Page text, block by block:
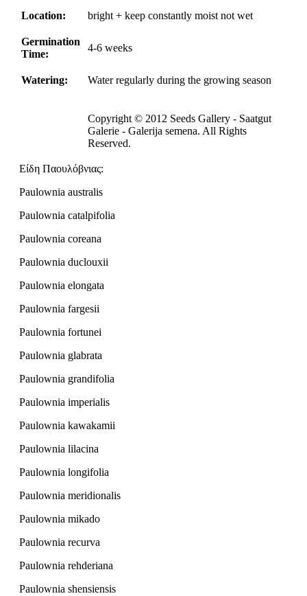
Location: bright + keep constantly moist not wet
Germination
Time:
4-6 weeks
Watering: Water regularly during the growing season
Copyright © 2012 Seeds Gallery - Saatgut
Galerie - Galerija semena. All Rights
Reserved.
Είδη Παουλόβνιας:
Paulownia australis
Paulownia catalpifolia
Paulownia coreana
Paulownia duclouxii
Paulownia elongata
Paulownia fargesii
Paulownia fortunei
Paulownia glabrata
Paulownia grandifolia
Paulownia imperialis
Paulownia kawakamii
Paulownia lilacina
Paulownia longifolia
Paulownia meridionalis
Paulownia mikado
Paulownia recurva
Paulownia rehderiana
Paulownia shensiensis